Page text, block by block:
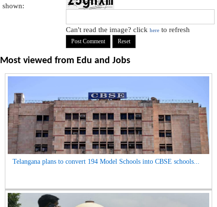
shown:
Can't read the image? clickhere to refresh
Most viewed from Edu and Jobs
Telangana plans to convert 194 Model Schools into CBSE schools...